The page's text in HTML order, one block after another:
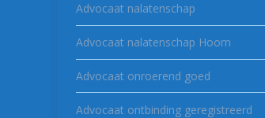
Advocaat nalatenschap
Advocaat nalatenschap Hoorn
Advocaat onroerend goed
Advocaat ontbinding geregistreerd